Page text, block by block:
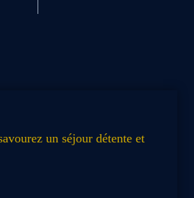
un séjour détente et